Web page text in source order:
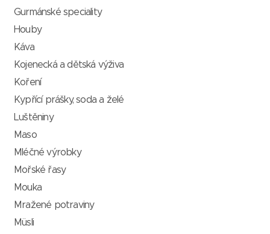
Gurmánské speciality
Houby
Káva
Kojenecká a dětská výživa
Koření
Kypřící prášky, soda a želé
Luštěniny
Maso
Mléčné výrobky
Mořské řasy
Mouka
Mražené potraviny
Müsli